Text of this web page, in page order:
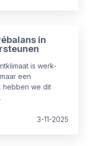
in
is werk-
een
hebben we dit
3-11-2025